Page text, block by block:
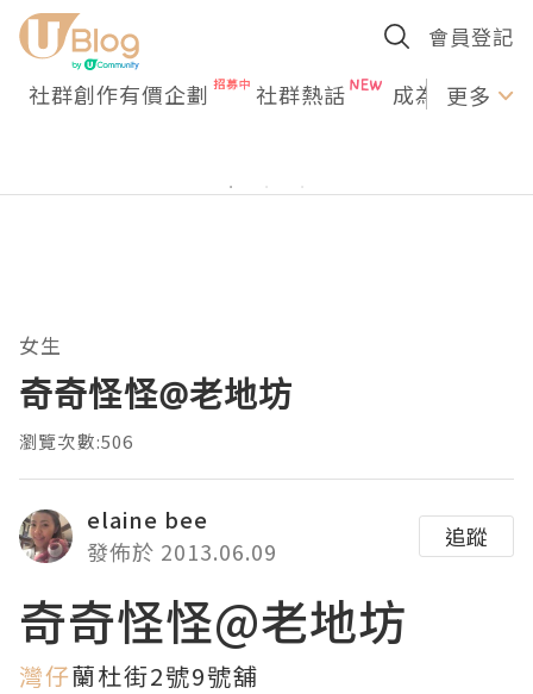
會員登記
社群創作有價企劃 社群熱話 成為U更多
女生
奇奇怪怪@老地坊
瀏覽次數:506
elaine bee
發佈於 2013.06.09
追蹤
奇奇怪怪@老地坊
灣仔蘭杜街2號9號舖